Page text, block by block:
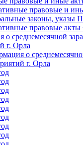
правовые и
законы, указы
правовые акты
о среднемесячной
г. Орла
о
г. Орла